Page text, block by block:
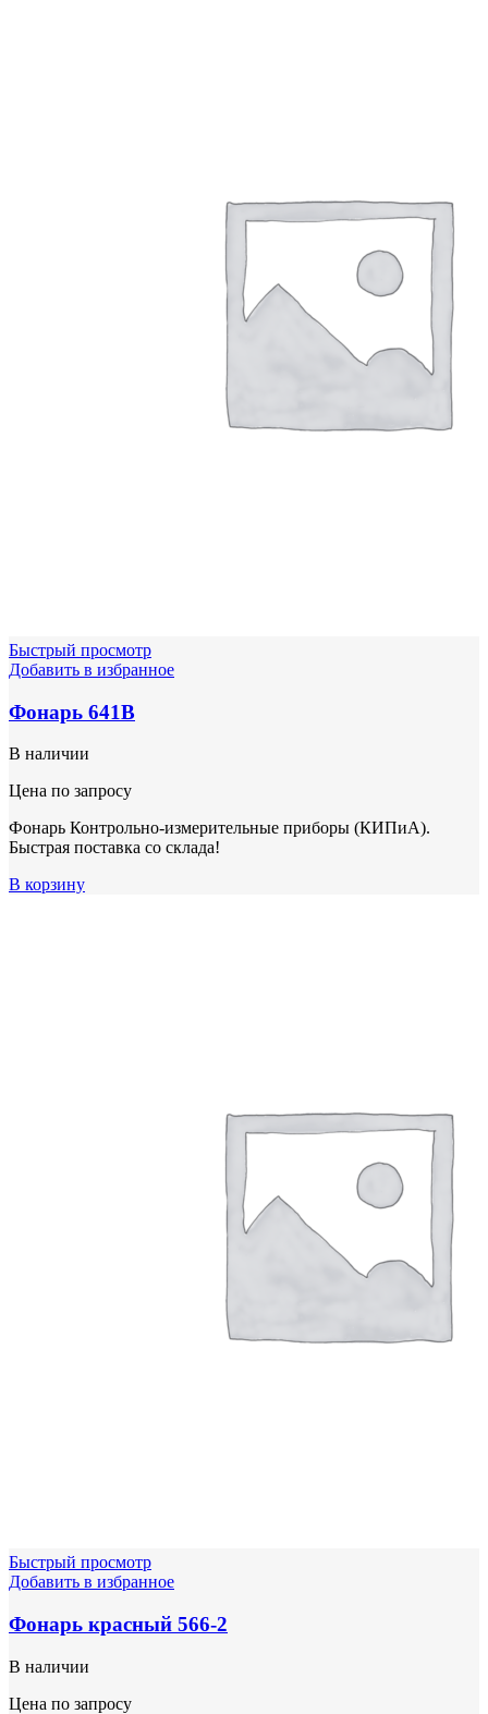
Быстрый просмотр
Добавить в избранное
Фонарь 641В
В наличии
Цена по запросу
Фонарь Контрольно-измерительные приборы (КИПиА).
Быстрая поставка со склада!
В корзину
Быстрый просмотр
Добавить в избранное
Фонарь красный 566-2
В наличии
Цена по запросу